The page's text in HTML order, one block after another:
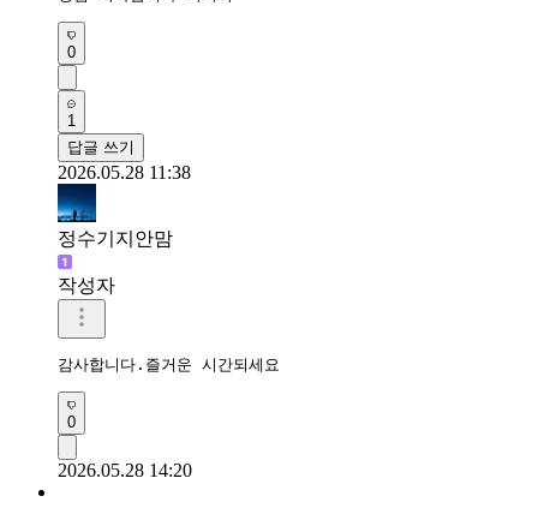
0
1
답글 쓰기
2026.05.28 11:38
정수기지안맘
작성자
감사합니다.즐거운 시간되세요
0
2026.05.28 14:20